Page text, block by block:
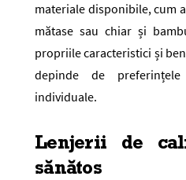
materiale disponibile, cum
mătase sau chiar și
propriile caracteristici și
depinde de
individuale.
Lenjerii de
sănătos